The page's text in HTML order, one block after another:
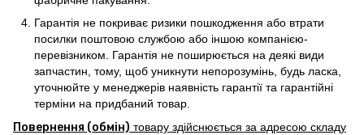
Гарантія не покриває ризики пошкодження або втрати
посилки поштовою службою або іншою компанією-
перевізником. Гарантія не поширюється на деякі види
запчастин, тому, щоб уникнути непорозумінь, будь ласка,
уточнюйте у менеджерів наявність гарантії та гарантійні
терміни на придбаний товар.
Повернення (обмін) товару здійснюється за адресою складу